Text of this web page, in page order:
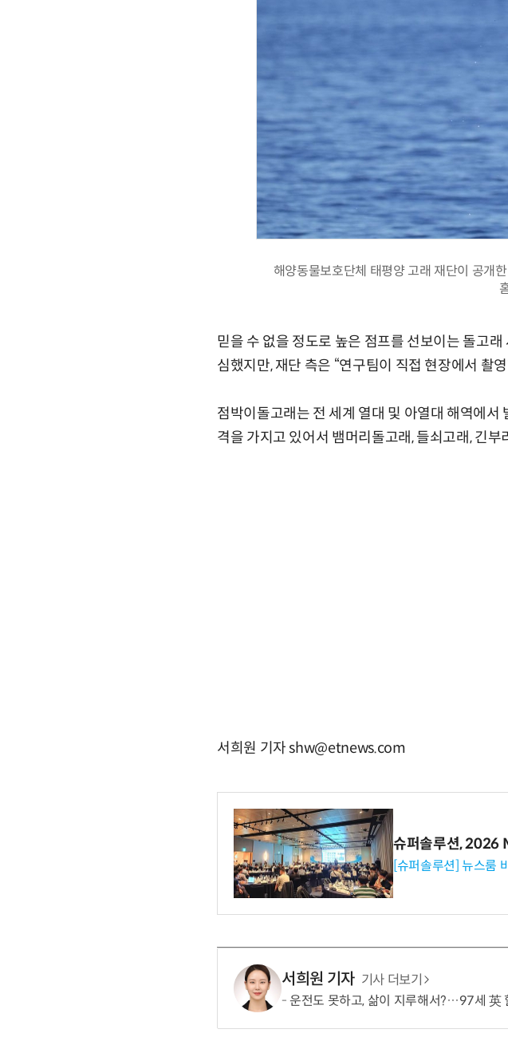
해양동물보호단체 태평양 고래 재단이 공
믿을 수 없을 정도로 높은 점프를 선보이는 돌고
심했지만, 재단 측은 “연구팀이 직접 현장에서 촬
점박이돌고래는 전 세계 열대 및 아열대 해역에
격을 가지고 있어서 뱀머리돌고래, 들쇠고래, 긴
서희원 기자 shw@etnews.com
슈퍼솔루션,
[슈퍼솔루션] 뉴스룸
서희원 기자 기사 더보기
운전도 못하고, 삶이 지루해서?…97세 英